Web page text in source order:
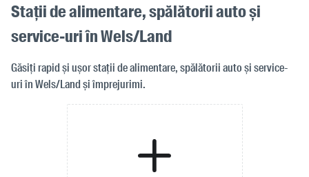
Stații de alimentare, spălătorii auto și
service-uri în Wels/Land
Găsiți rapid și ușor stații de alimentare, spălătorii auto și service-
uri în Wels/Land și împrejurimi.